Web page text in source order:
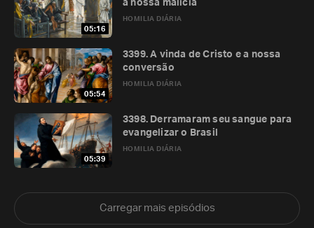
05:16
HOMILIA DIÁRIA
a nossa malícia
05:54
HOMILIA DIÁRIA
3399. A vinda de Cristo e a nossa
conversão
05:39
HOMILIA DIÁRIA
3398. Derramaram seu sangue para
evangelizar o Brasil
Carregar mais episódios